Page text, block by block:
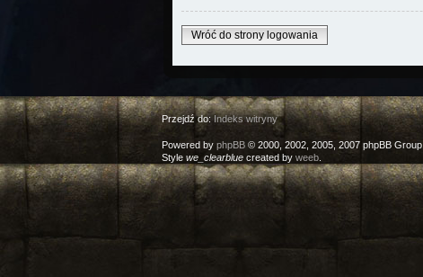
Wróć do strony logowania
Przejdź do:Indeks witryny
Powered by phpBB© 2000, 2002, 2005, 2007 phpBB Group.
Style we_clearbluecreated by weeb.